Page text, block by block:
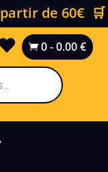
de 60€ 🛒
 0-0.00€